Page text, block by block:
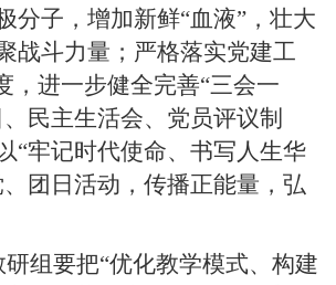
分子，增加新鲜“血液”，壮大
战斗力量；严格落实党建工
，进一步健全完善“三会一
民主生活会、党员评议制
“牢记时代使命、书写人生华
团日活动，传播正能量，弘
研组要把“优化教学模式、构建